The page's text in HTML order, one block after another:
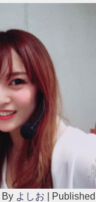
By よしお
Published